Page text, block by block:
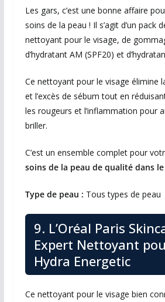
Les gars, c’est une bonne affaire
soins de la peau ! Il s’agit d’un pack
nettoyant pour le visage, de
d’hydratant AM (SPF20) et
Ce nettoyant pour le visage élimine
et l’excès de sébum tout en
les rougeurs et l’inflammation pour
briller.
C’est un ensemble complet pour
soins de la peau de qualité dans
Type de peau : Tous types de peau
9. L’Oréal Paris
Expert Nettoyant
Hydra Energetic
Ce nettoyant pour le visage bien